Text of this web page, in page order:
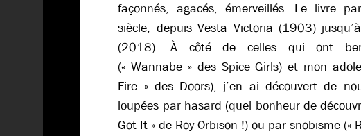
façonnés, agacés, émerveillés. Le livre
siècle, depuis Vesta Victoria (1903)
(2018). À côté de celles qui ont
(« Wannabe » des Spice Girls) et mon
Fire » des Doors), j’en ai découvert de
loupées par hasard (quel bonheur de
Got It » de Roy Orbison !) ou par snobisme («